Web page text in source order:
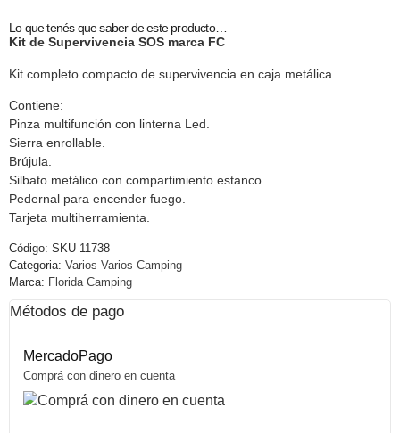
Lo que tenés que saber de este producto…
Kit de Supervivencia SOS marca FC
Kit completo compacto de supervivencia en caja metálica.
Contiene:
Pinza multifunción con linterna Led.
Sierra enrollable.
Brújula.
Silbato metálico con compartimiento estanco.
Pedernal para encender fuego.
Tarjeta multiherramienta.
Código: SKU 11738
Categoria: Varios Varios Camping
Marca: Florida Camping
Métodos de pago
MercadoPago
Comprá con dinero en cuenta